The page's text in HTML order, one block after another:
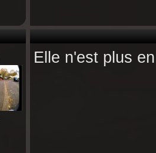
Elle n'est plus